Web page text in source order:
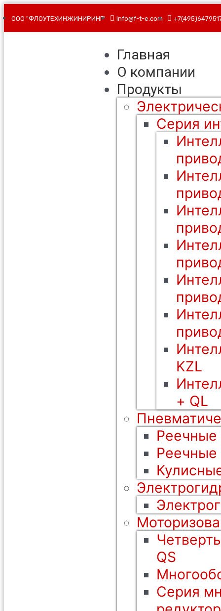
ООО "ФЛОУТЕХИНЖИНИРИНГ" info@f-t-e.com
Главная
О компании
Продукты
Серия
KZL
+ QL
Реечные
Реечные
QS
Серия